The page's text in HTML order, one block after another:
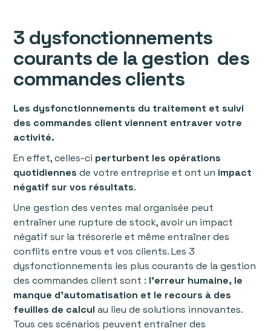
3 dysfonctionnements
courants de la gestion des
commandes clients
Les dysfonctionnements du traitement et suivi
des commandes client viennent entraver votre
activité.
En effet, celles-ci perturbent les opérations
quotidiennesde votre entreprise et ont un impact
négatif sur vos résultats.
Une gestion des ventes mal organisée peut
entraîner une rupture de stock, avoir un impact
négatif sur la trésorerie et même entraîner des
conflits entre vous et vos clients. Les 3
dysfonctionnements les plus courants de la gestion
des commandes client sont : l'erreur humaine, le
manque d'automatisation et le recours à des
feuilles de calculau lieu de solutions innovantes.
Tous ces scénarios peuvent entraîner des